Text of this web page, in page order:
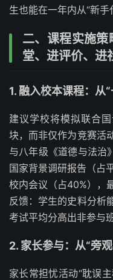
生也能在一年内从“新手
二、课程实施策
堂、进评价、进
1. 融入校本课程：从
建议学校将模拟联合
块，而非仅作为竞赛活
与八年级《道德与法治
国家背景调研报告（占
校内会议（占40%），
反馈：学生的史料分析
考试平均分高出非参与班
2. 家长参与：从“旁
家长常担忧活动“耽误